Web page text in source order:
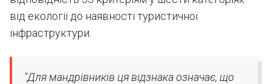
від екології до наявності туристичної
інфраструктури.
"Для мандрівників ця відзнака означає, що